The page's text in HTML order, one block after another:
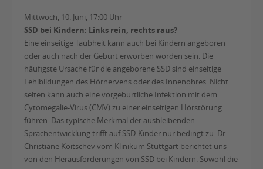
Mittwoch, 10. Juni, 17:00 Uhr
SSD bei Kindern: Links rein, rechts raus?
Eine einseitige Taubheit kann auch bei Kindern angeboren
oder auch nach der Geburt erworben worden sein. Die
häufigste Ursache für die angeborene SSD sind einseitige
Fehlbildungen des Hörnervens oder des Innenohres. Nicht
selten kann auch eine vorgeburtliche Infektion mit dem
Cytomegalie-Virus (CMV) zu einer einseitigen Hörstörung
führen. Das typische Merkmal der ausbleibenden
Sprachentwicklung trifft auf SSD-Kinder nur bedingt zu. Dr.
Christiane Koitschev vom Klinikum Stuttgart berichtet uns
von den Herausforderungen von SSD bei Kindern. Sowohl die